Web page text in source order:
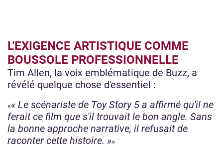
L'EXIGENCE ARTISTIQUE COMME
BOUSSOLE PROFESSIONNELLE
Tim Allen, la voix emblématique de Buzz, a
révélé quelque chose d'essentiel :
« Le scénariste de Toy Story 5 a affirmé qu'il ne
ferait ce film que s'il trouvait le bon angle. Sans
la bonne approche narrative, il refusait de
raconter cette histoire. »